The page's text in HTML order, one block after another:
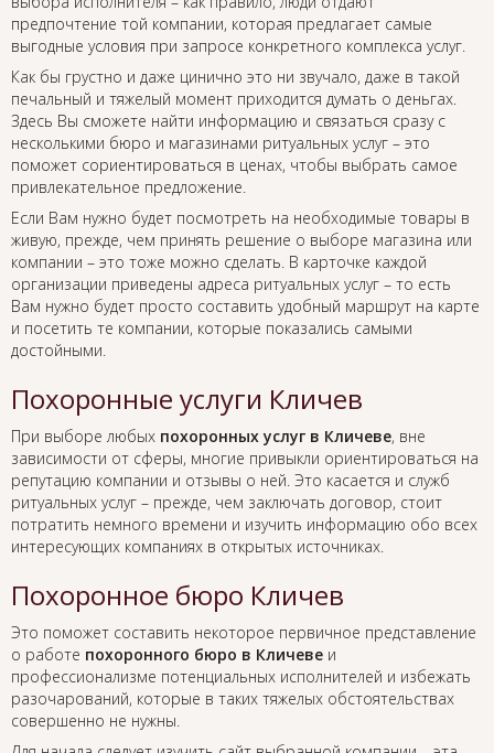
предпочтение той компании, которая предлагает самые
выгодные условия при запросе конкретного комплекса услуг.
Как бы грустно и даже цинично это ни звучало, даже в такой
печальный и тяжелый момент приходится думать о деньгах.
Здесь Вы сможете найти информацию и связаться сразу с
несколькими бюро и магазинами ритуальных услуг – это
поможет сориентироваться в ценах, чтобы выбрать самое
привлекательное предложение.
Если Вам нужно будет посмотреть на необходимые товары в
живую, прежде, чем принять решение о выборе магазина или
компании – это тоже можно сделать. В карточке каждой
организации приведены адреса ритуальных услуг – то есть
Вам нужно будет просто составить удобный маршрут на карте
и посетить те компании, которые показались самыми
достойными.
Похоронные услуги Кличев
При выборе любых похоронных услуг в Кличеве, вне
зависимости от сферы, многие привыкли ориентироваться на
репутацию компании и отзывы о ней. Это касается и служб
ритуальных услуг – прежде, чем заключать договор, стоит
потратить немного времени и изучить информацию обо всех
интересующих компаниях в открытых источниках.
Похоронное бюро Кличев
Это поможет составить некоторое первичное представление
о работе похоронного бюро в Кличеве и
профессионализме потенциальных исполнителей и избежать
разочарований, которые в таких тяжелых обстоятельствах
совершенно не нужны.